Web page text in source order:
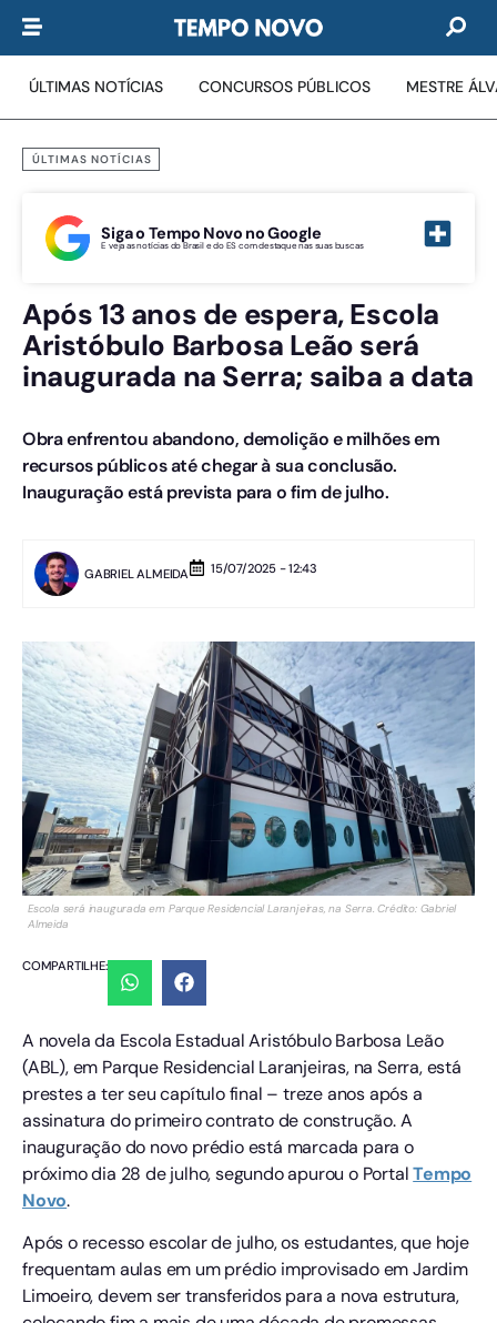
ÚLTIMAS NOTÍCIAS CONCURSOS PÚBLICOS MESTRE
ÚLTIMAS NOTÍCIAS
Siga o Tempo Novo no Google
E veja as notícias do Brasil e do ES com destaque nas suas buscas
Após 13 anos de espera, Escola
Aristóbulo Barbosa Leão será
inaugurada na Serra; saiba a data
Obra enfrentou abandono, demolição e milhões em
recursos públicos até chegar à sua conclusão.
Inauguração está prevista para o fim de julho.
GABRIEL ALMEIDA 15/07/2025 - 12:43
Escola será inaugurada em Parque Residencial Laranjeiras, na Serra. Crédito: Gabriel
Almeida
COMPARTILHE:
A novela da Escola Estadual Aristóbulo Barbosa Leão
(ABL), em Parque Residencial Laranjeiras, na Serra, está
prestes a ter seu capítulo final – treze anos após a
assinatura do primeiro contrato de construção. A
inauguração do novo prédio está marcada para o
próximo dia 28 de julho, segundo apurou o PortalTempo
Novo.
Após o recesso escolar de julho, os estudantes, que hoje
frequentam aulas em um prédio improvisado em Jardim
Limoeiro, devem ser transferidos para a nova estrutura,